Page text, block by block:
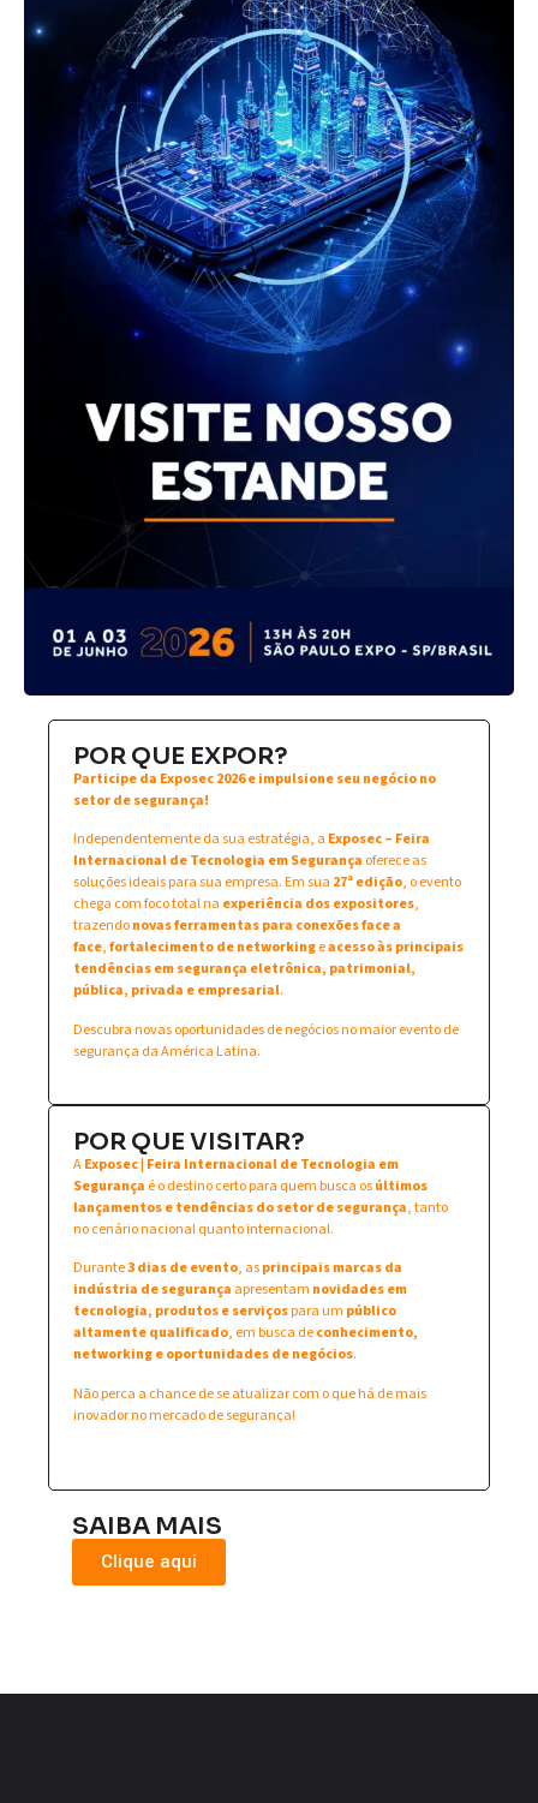
POR QUE EXPOR?
Participe da Exposec 2026 e impulsione seu negócio no
setor de segurança!
Independentemente da sua estratégia, a Exposec – Feira
Internacional de Tecnologia em Segurança oferece as
soluções ideais para sua empresa. Em sua 27ª edição, o evento
chega com foco total na experiência dos expositores,
trazendonovas ferramentas para conexões face a
face,fortalecimento de networkingeacesso às principais
tendências em segurança eletrônica, patrimonial,
pública, privada e empresarial.
Descubra novas oportunidades de negócios no maior evento de
segurança da América Latina.
POR QUE VISITAR?
AExposec | Feira Internacional de Tecnologia em
Segurança é o destino certo para quem busca osúltimos
lançamentos e tendências do setor de segurança, tanto
no cenário nacional quanto internacional.
Durante3 dias de evento, asprincipais marcas da
indústria de segurança apresentam novidades em
tecnologia, produtos e serviçospara um público
altamente qualificado, em busca deconhecimento,
networking e oportunidades de negócios.
Não perca a chance de se atualizar com o que há de mais
inovador no mercado de segurança!
SAIBA MAIS
Clique aqui